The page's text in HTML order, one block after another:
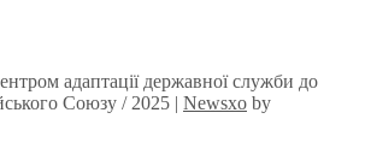
адаптації державної служби до
Союзу / 2025 | Newsxo by